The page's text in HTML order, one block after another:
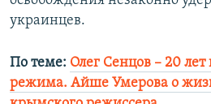
украинцев.
По теме: Олег Сенцов – 20 лет
режима. Айше Умерова о